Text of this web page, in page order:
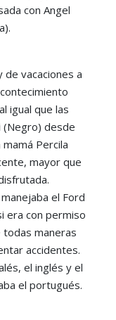
con Angel
de vacaciones a
igual que las
(Negro) desde
Percila
mayor que
el Ford
era con permiso
maneras
accidentes.
el inglés y el
el portugués.